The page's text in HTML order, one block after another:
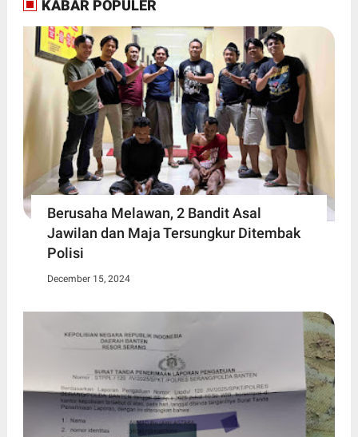
KABAR POPULER
Berusaha Melawan, 2 Bandit Asal
Jawilan dan Maja Tersungkur Ditembak
Polisi
December 15, 2024